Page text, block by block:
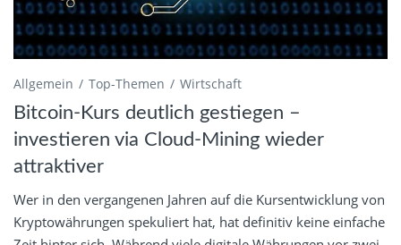
Allgemein Top-Themen Wirtschaft
Bitcoin-Kurs deutlich gestiegen –
investieren via Cloud-Mining wieder
attraktiver
Wer in den vergangenen Jahren auf die Kursentwicklung von
Kryptowährungen spekuliert hat, hat definitiv keine einfache